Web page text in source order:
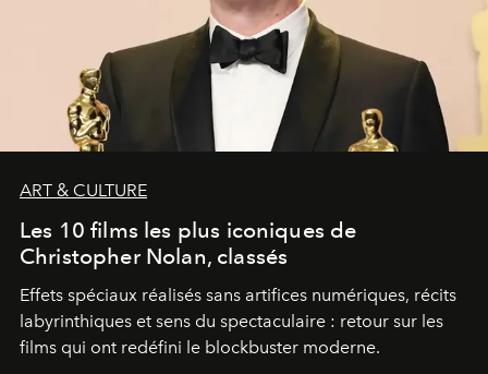
ART & CULTURE
Les 10 films les plus iconiques de
Christopher Nolan, classés
Effets spéciaux réalisés sans artifices numériques, récits
labyrinthiques et sens du spectaculaire : retour sur les
films qui ont redéfini le blockbuster moderne.